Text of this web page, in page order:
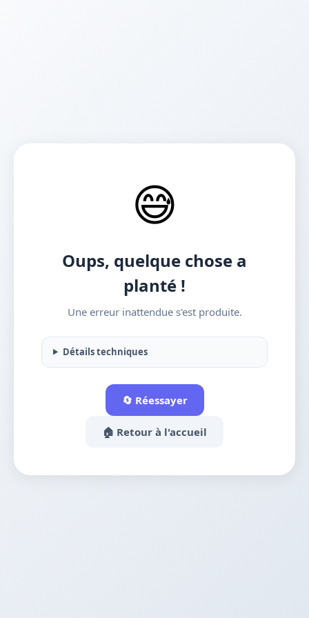
😅
Oups, quelque chose a
planté !
Une erreur inattendue s'est produite.
Détails techniques
🔄 Réessayer
🏠 Retour à l'accueil